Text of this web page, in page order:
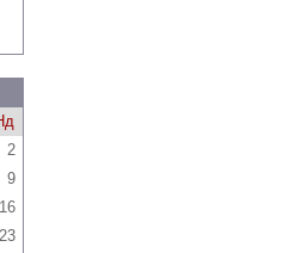
2
9
16
23